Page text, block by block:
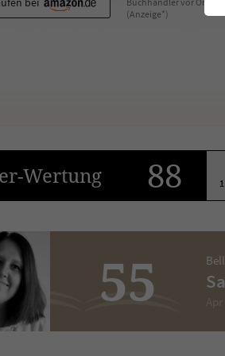
(Anzeige*)
-Wertung 88
1
55 Apr